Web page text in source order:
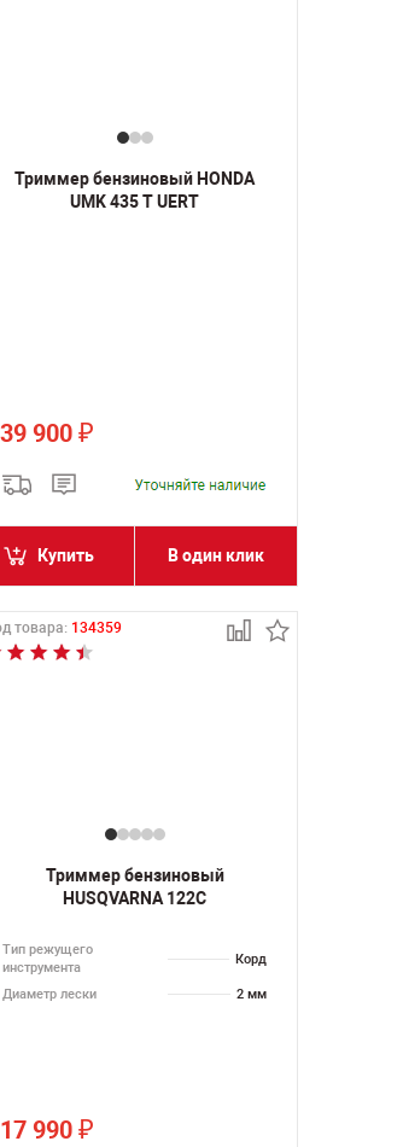
Триммер бензиновый HONDA
UMK 435 T UERT
39 900₽
Купить В один клик
товара: 134359
Триммер бензиновый
HUSQVARNA 122C
Тип режущего
инструмента
Корд
Диаметр лески 2 мм
17 990₽